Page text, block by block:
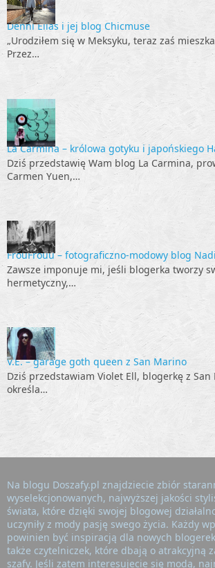
Denni Elias i jej blog Chicmuse
„Urodziłem się w Meksyku, teraz zaś
Przez…
La Carmina – królowa gotyku i japońskiego
Dziś przedstawię Wam blog La Carmina,
Carmen Yuen,…
FrouFrouu – fotograficzno-modowy blog
Zawsze imponuje mi, jeśli blogerka tworzy
hermetyczny,…
V.E. – garage goth queen z San Marino
Dziś przedstawiam Violet Ell, blogerkę z
określa…
Na blogu Doszafy.pl znajdziecie zbiór
wyselekcjonowanych, najwyższej jakości
świata, które dzięki swojej blogowej
uczyniły z mody pasję swego życia. Każdy
powinien być inspiracją dla nowych
także czytelniczek, które dbają o atrakcyjną
szafy. Jeśli zatem interesujecie się modą,